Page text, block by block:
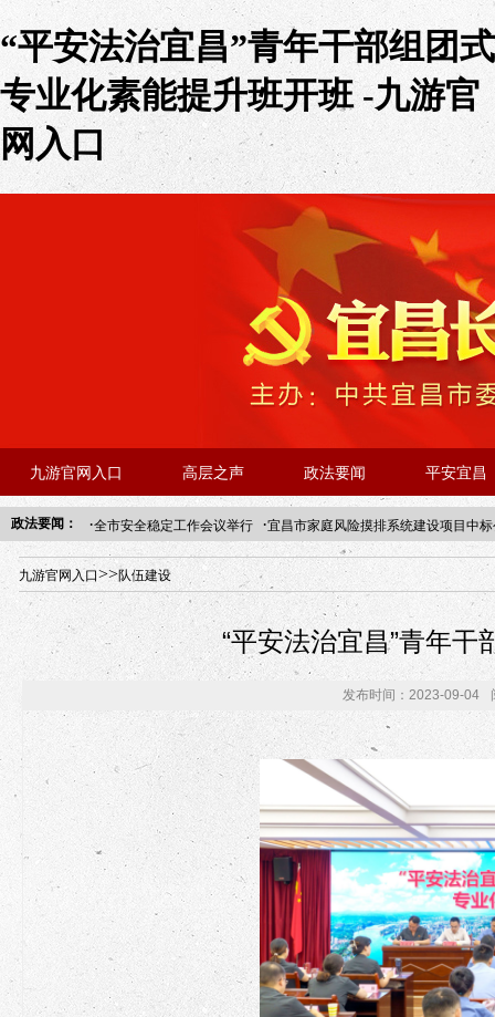
“平安法治宜昌”青年干部组团式
专业化素能提升班开班 -九游官
网入口
九游官网入口 高层之声 政法要闻 平安宜昌
政法要闻： ·全市安全稳定工作会议举行 ·宜昌市家庭风险摸排系统建设项目中
年“招才兴业”事业单位人才引进·北京站人民大学入校工作提醒
九游官网入口>>队伍建设
“平安法治宜昌”青年
发布时间：2023-09-04